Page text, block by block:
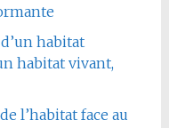
habitat
habitat vivant,
l’habitat face au